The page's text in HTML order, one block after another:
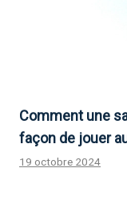
Comment une
façon de jouer
19 octobre 2024